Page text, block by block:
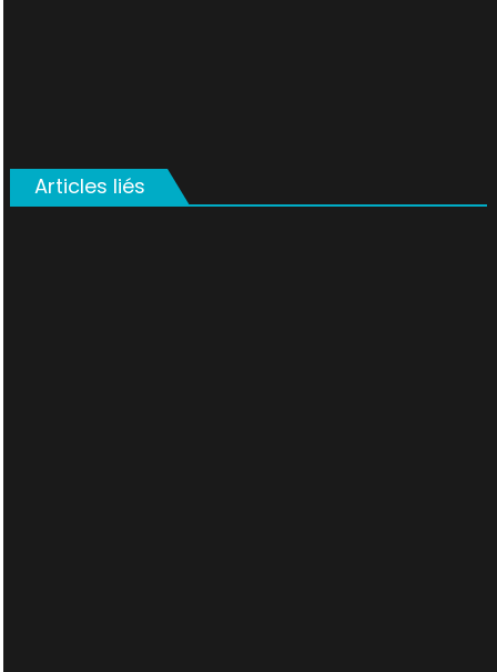
Articles liés